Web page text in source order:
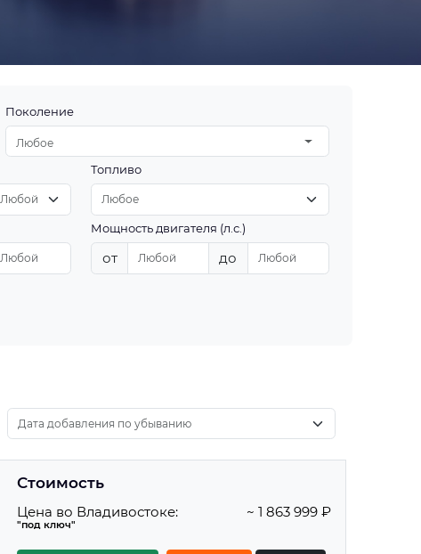
Поколение
Любое
Топливо
Мощность двигателя (л.с.)
от до
Стоимость
Цена во Владивостоке:
"под ключ"
~ 1 863 999 ₽